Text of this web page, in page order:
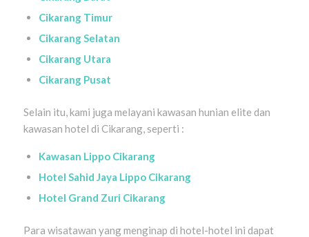
Cikarang Timur
Cikarang Selatan
Cikarang Utara
Cikarang Pusat
Selain itu, kami juga melayani kawasan hunian elite dan
kawasan hotel di Cikarang, seperti :
Kawasan Lippo Cikarang
Hotel Sahid Jaya Lippo Cikarang
Hotel Grand Zuri Cikarang
Para wisatawan yang menginap di hotel-hotel ini dapat